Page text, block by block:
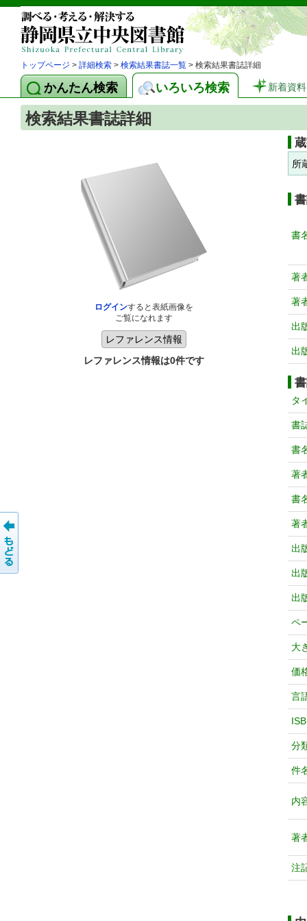
トップページ > 詳細検索 > 検索結果書誌一覧 > 検索結果書誌詳細
かんたん検索 いろいろ検索 新着資料
検索結果書誌詳細
ログインすると表紙画像を
ご覧になれます
レファレンス情報は0件です
所
書
著
著
出
出
タ
書
書
著
書
著
出
出
出
ペ
大
価
言
分
件
内
著
注